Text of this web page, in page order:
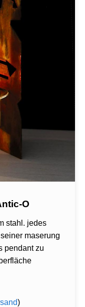
O
stahl. jedes
maserung
pendant zu
)